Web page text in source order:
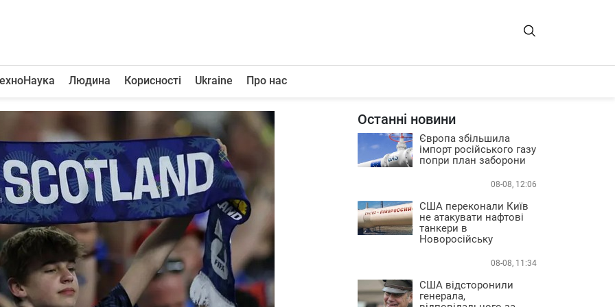
Людина Корисності Ukraine Про нас
Останні новини
Європа збільшила
імпорт російського газу
попри план заборони
08-08, 12:06
США переконали Київ
не атакувати нафтові
танкери в
Новоросійську
08-08, 11:34
США відсторонили
генерала,